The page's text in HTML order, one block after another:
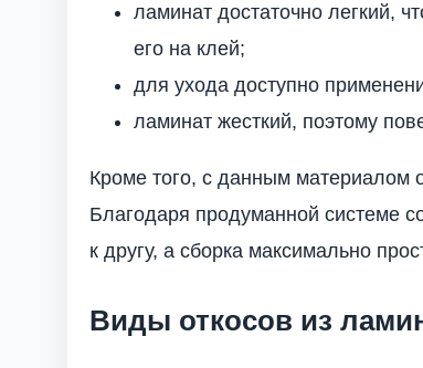
ламинат достаточно легкий,
его на клей;
для ухода доступно
ламинат жесткий, поэтому
Кроме того, с данным материалом
Благодаря продуманной системе
к другу, а сборка максимально
Виды откосов из